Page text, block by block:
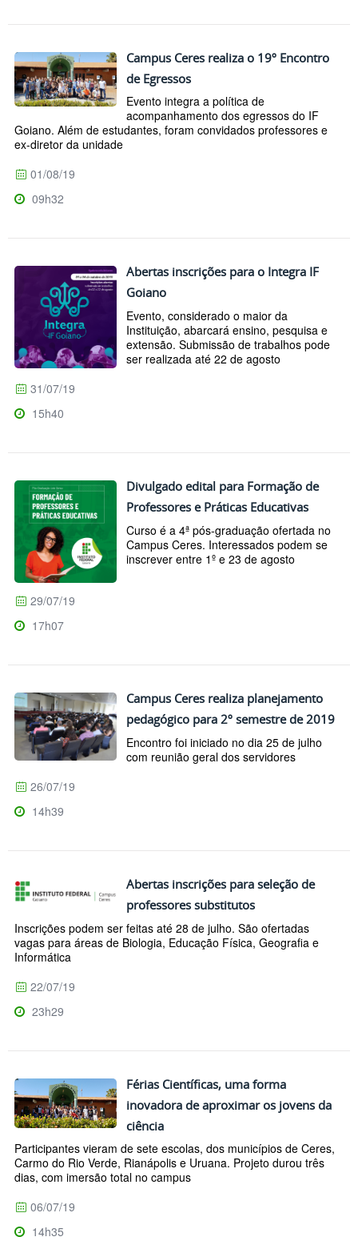
Campus Ceres realiza o 19º Encontro
de Egressos
Evento integra a política de
acompanhamento dos egressos do IF
Goiano. Além de estudantes, foram convidados professores e
ex-diretor da unidade
01/08/19
09h32
Abertas inscrições para o Integra IF
Goiano
Evento, considerado o maior da
Instituição, abarcará ensino, pesquisa e
extensão. Submissão de trabalhos pode
ser realizada até 22 de agosto
31/07/19
15h40
Divulgado edital para Formação de
Professores e Práticas Educativas
Curso é a 4ª pós-graduação ofertada no
Campus Ceres. Interessados podem se
inscrever entre 1º e 23 de agosto
29/07/19
17h07
Campus Ceres realiza planejamento
pedagógico para 2º semestre de 2019
Encontro foi iniciado no dia 25 de julho
com reunião geral dos servidores
26/07/19
14h39
Abertas inscrições para seleção de
professores substitutos
Inscrições podem ser feitas até 28 de julho. São ofertadas
vagas para áreas de Biologia, Educação Física, Geografia e
Informática
22/07/19
23h29
Férias Científicas, uma forma
inovadora de aproximar os jovens da
ciência
Participantes vieram de sete escolas, dos municípios de Ceres,
Carmo do Rio Verde, Rianápolis e Uruana. Projeto durou três
dias, com imersão total no campus
06/07/19
14h35